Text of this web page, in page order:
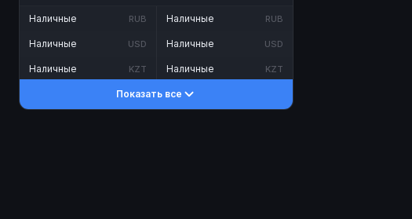
Наличные RUB
Наличные USD
Наличные KZT
Наличные RUB
Наличные USD
Наличные KZT
Показать все